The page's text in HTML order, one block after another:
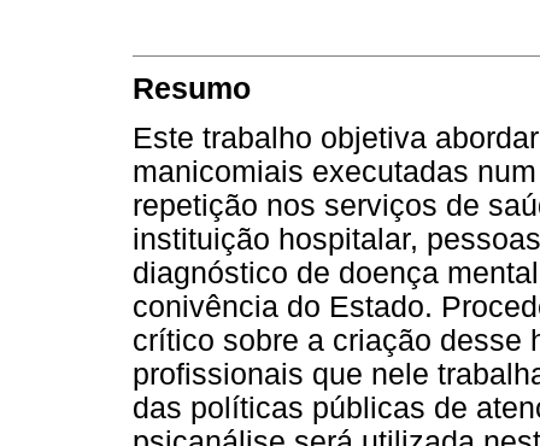
Resumo
Este trabalho objetiva
manicomiais executadas
repetição nos serviços de
instituição hospitalar,
diagnóstico de doença
conivência do Estado.
crítico sobre a criação desse
profissionais que nele
das políticas públicas de